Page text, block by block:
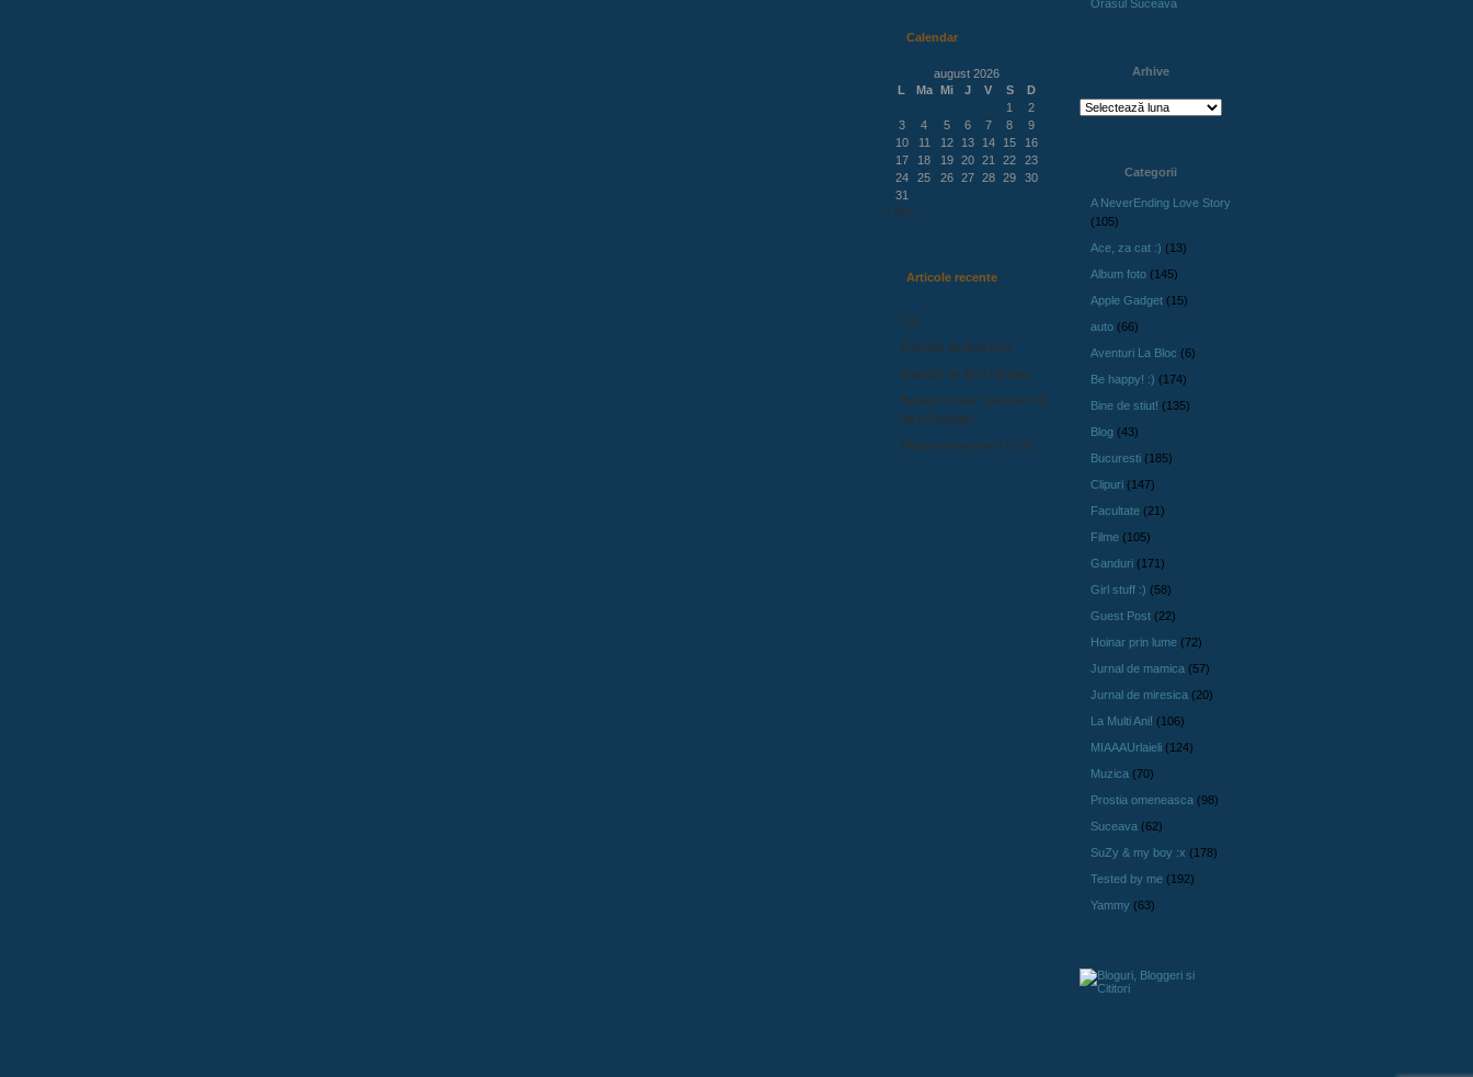
Calendar
august 2026
L
Ma Mi J V S
D
1
2
3
4 5 6 7 8
9
10
11 12 13 14 15
16
17
18 19 20 21 22
23
24
25 26 27 28 29
30
31
« dec.
Articole recente
13!
Ganduri de Anul Nou
Ganduri de Mos Nicolae
Beauty review: Summer Kit
de la Sensiblu
Happy many years to us!
Orasul Suceava
Arhive
Categorii
A NeverEnding Love Story
(105)
Ace, za cat :) (13)
Album foto (145)
Apple Gadget (15)
auto (66)
Aventuri La Bloc (6)
Be happy! :) (174)
Bine de stiut! (135)
Blog (43)
Bucuresti (185)
Clipuri (147)
Facultate (21)
Filme (105)
Ganduri (171)
Girl stuff :) (58)
Guest Post (22)
Hoinar prin lume (72)
Jurnal de mamica (57)
Jurnal de miresica (20)
La Multi Ani! (106)
MIAAAUrlaieli (124)
Muzica (70)
Prostia omeneasca (98)
Suceava (62)
SuZy & my boy :x (178)
Tested by me (192)
Yammy (63)